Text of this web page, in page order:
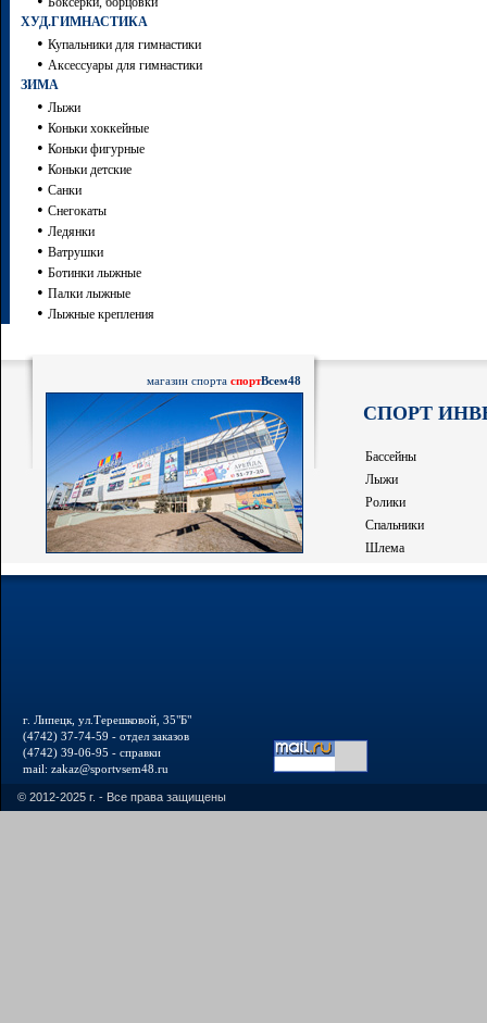
ХУД.ГИМНАСТИКА
• Купальники для гимнастики
• Аксессуары для гимнастики
ЗИМА
• Лыжи
• Коньки хоккейные
• Коньки фигурные
• Коньки детские
• Санки
• Снегокаты
• Ледянки
• Ватрушки
• Ботинки лыжные
• Палки лыжные
• Лыжные крепления
магазин спорта спортВсем48
СПОРТ
Бассейны
Лыжи
Ролики
Спальники
Шлема
г. Липецк, ул.Терешковой, 35"Б"
(4742) 37-74-59 - отдел заказов
(4742) 39-06-95 - справки
mail: zakaz@sportvsem48.ru
© 2012-2025 г. - Все права защищены